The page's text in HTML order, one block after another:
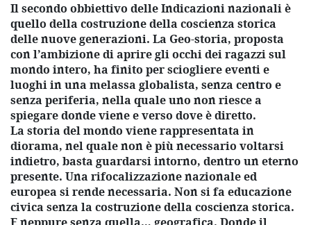
Il secondo obbiettivo delle Indicazioni nazionali è
quello della costruzione della coscienza storica
delle nuove generazioni. La Geo-storia, proposta
con l’ambizione di aprire gli occhi dei ragazzi sul
mondo intero, ha finito per sciogliere eventi e
luoghi in una melassa globalista, senza centro e
senza periferia, nella quale uno non riesce a
spiegare donde viene e verso dove è diretto.
La storia del mondo viene rappresentata in
diorama, nel quale non è più necessario voltarsi
indietro, basta guardarsi intorno, dentro un eterno
presente. Una rifocalizzazione nazionale ed
europea si rende necessaria. Non si fa educazione
civica senza la costruzione della coscienza storica.